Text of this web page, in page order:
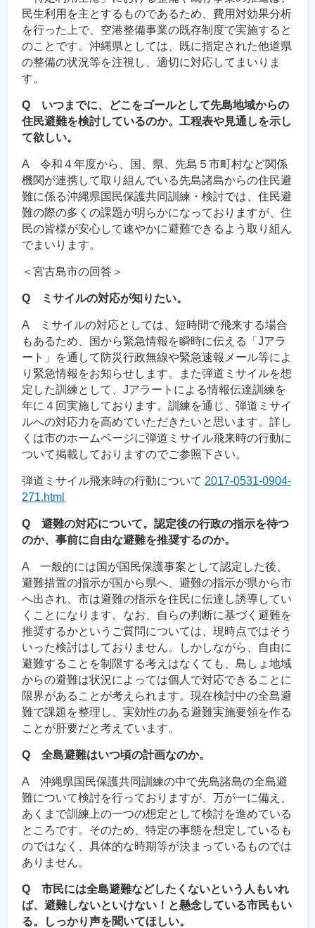
民生利用を主とするものであるため、費用対効果分析
を行った上で、空港整備事業の既存制度で実施すると
のことです。沖縄県としては、既に指定された他道県
の整備の状況等を注視し、適切に対応してまいりま
す。
Q いつまでに、どこをゴールとして先島地域からの
住民避難を検討しているのか。工程表や見通しを示し
て欲しい。
A 令和４年度から、国、県、先島５市町村など関係
機関が連携して取り組んでいる先島諸島からの住民避
難に係る沖縄県国民保護共同訓練・検討では、住民避
難の際の多くの課題が明らかになっておりますが、住
民の皆様が安心して速やかに避難できるよう取り組ん
でまいります。
＜宮古島市の回答＞
Q ミサイルの対応が知りたい。
A ミサイルの対応としては、短時間で飛来する場合
もあるため、国から緊急情報を瞬時に伝える「Jアラ
ート」を通して防災行政無線や緊急速報メール等によ
り緊急情報をお知らせします。また弾道ミサイルを想
定した訓練として、Jアラートによる情報伝達訓練を
年に４回実施しております。訓練を通じ、弾道ミサイ
ルへの対応力を高めていただきたいと思います。詳し
くは市のホームページに弾道ミサイル飛来時の行動に
ついて掲載しておりますのでご参照下さい。
弾道ミサイル飛来時の行動について 2017-0531-0904-
271.html
Q 避難の対応について。認定後の行政の指示を待つ
のか、事前に自由な避難を推奨するのか。
A 一般的には国が国民保護事案として認定した後、
避難措置の指示が国から県へ、避難の指示が県から市
へ出され、市は避難の指示を住民に伝達し誘導してい
くことになります。なお、自らの判断に基づく避難を
推奨するかというご質問については、現時点ではそう
いった検討はしておりません。しかしながら、自由に
避難することを制限する考えはなくても、島しょ地域
からの避難は状況によっては個人で対応できることに
限界があることが考えられます。現在検討中の全島避
難で課題を整理し、実効性のある避難実施要領を作る
ことが肝要だと考えています。
Q 全島避難はいつ頃の計画なのか。
A 沖縄県国民保護共同訓練の中で先島諸島の全島避
難について検討を行っておりますが、万が一に備え、
あくまで訓練上の一つの想定として検討を進めている
ところです。そのため、特定の事態を想定しているも
のではなく、具体的な時期等が決まっているものでは
ありません。
Q 市民には全島避難などしたくないという人もいれ
ば、避難しないといけない！と懸念している市民もい
る。しっかり声を聞いてほしい。